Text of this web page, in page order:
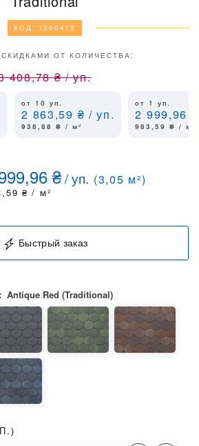
КОД: 1300413
ОТ КОЛИЧЕСТВА:
408,78₴ /уп.
от 10уп.
2 863,59 ₴ / уп.
938,88₴ / м²
от 1уп.
2 999,96
983,59₴ / м²
₴/уп. (3,05 м²)
₴ / м²
Быстрый заказ
Antique Red (Traditional)
)